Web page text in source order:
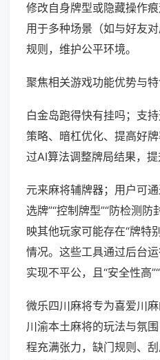
修改自身牌型或隐藏操作
用于多种场景（如与好友
规则，维护公平环境。
聚焦相关游戏功能优势与特
白金岛跑得快有挂吗；支
策略、暗杠优化、提高好
过AI算法调整牌局结果，提
元来麻将辅牌器；用户可
选牌”“控制牌型”“防检测
映其他玩家可能存在“牌特
情况。这些工具通过后台
实现不平公，且“安全性高”“
微乐四川麻将专为喜爱川
川渝本土麻将的玩法与氛
程充满张力，缺门规则、